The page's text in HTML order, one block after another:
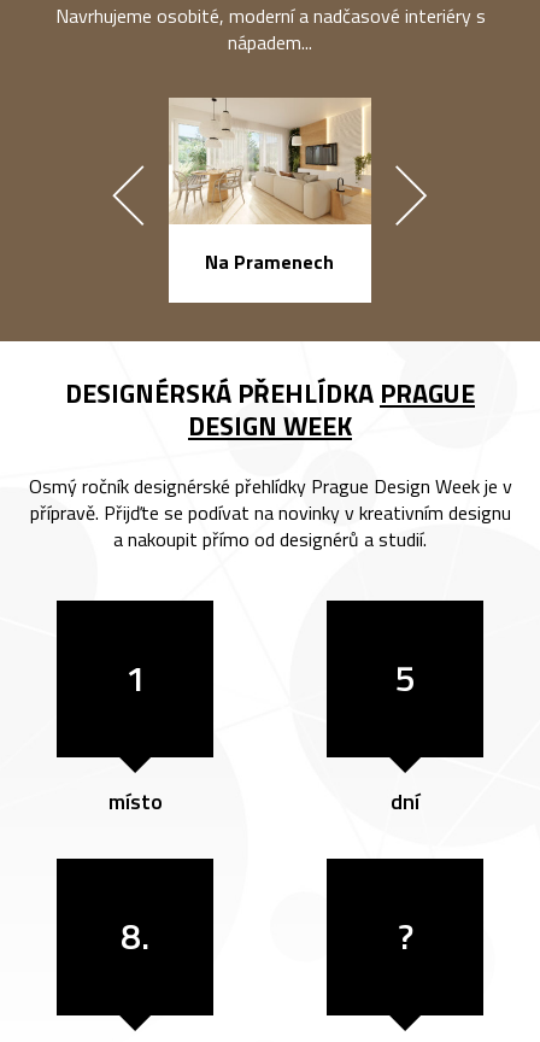
Navrhujeme osobité, moderní a nadčasové interiéry s
nápadem...
Na Pramenech
DESIGNÉRSKÁ PŘEHLÍDKA PRAGUE
DESIGN WEEK
Osmý ročník designérské přehlídky Prague Design Week je v
přípravě. Přijďte se podívat na novinky v kreativním designu
a nakoupit přímo od designérů a studií.
1
místo
5
dní
8. ?